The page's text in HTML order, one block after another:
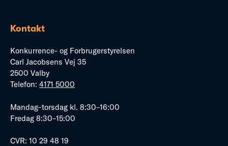
Kontakt
Konkurrence- og Forbrugerstyrelsen
Carl Jacobsens Vej 35
2500 Valby
Telefon: 4171 5000
Mandag–torsdag kl. 8:30–16:00
Fredag 8:30–15:00
CVR: 10 29 48 19